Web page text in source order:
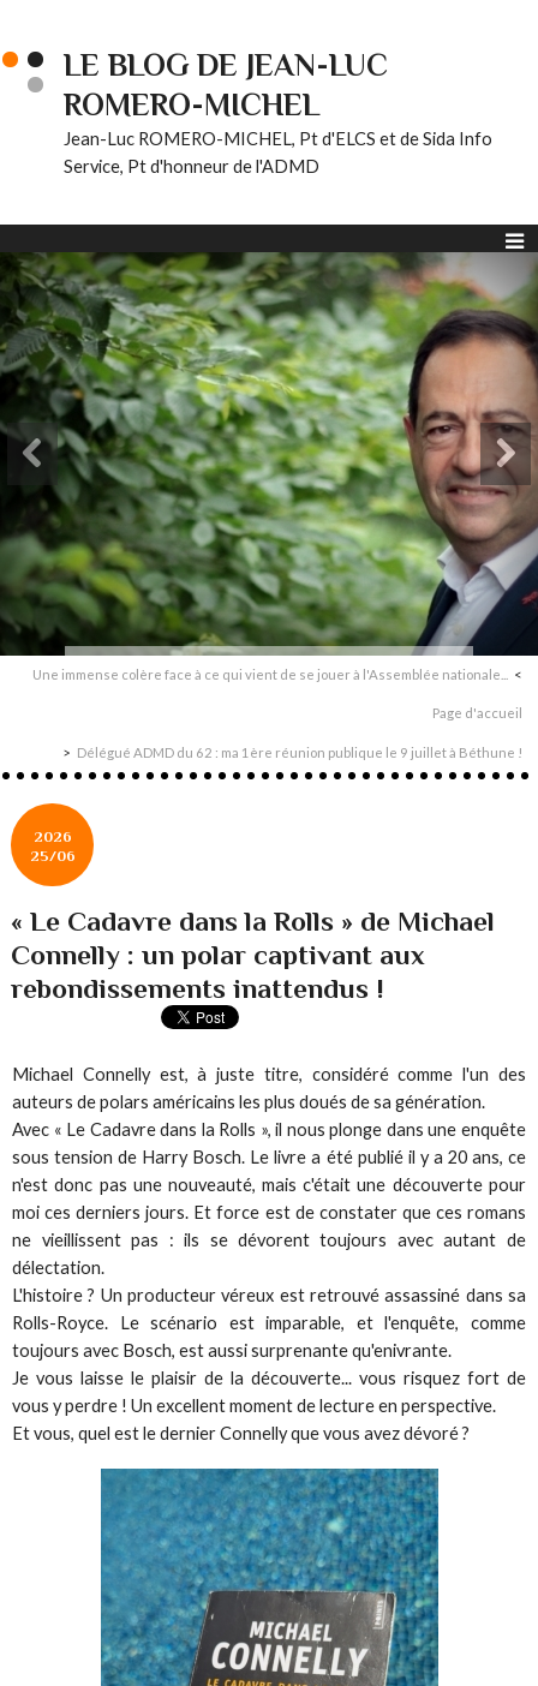
LE BLOG DE JEAN-LUC
ROMERO-MICHEL
Jean-Luc ROMERO-MICHEL, Pt d'ELCS et de Sida Info
Service, Pt d'honneur de l'ADMD
Une immense colère face à ce qui vient de se jouer à l'Assemblée nationale...
Page d'accueil
Délégué ADMD du 62 : ma 1ère réunion publique le 9 juillet à Béthune !
2026
25/06
« Le Cadavre dans la Rolls » de Michael
Connelly : un polar captivant aux
rebondissements inattendus !
Michael Connelly est, à juste titre, considéré comme l'un des
auteurs de polars américains les plus doués de sa génération.
Avec « Le Cadavre dans la Rolls », il nous plonge dans une enquête
sous tension de Harry Bosch. Le livre a été publié il y a 20 ans, ce
n'est donc pas une nouveauté, mais c'était une découverte pour
moi ces derniers jours. Et force est de constater que ces romans
ne vieillissent pas : ils se dévorent toujours avec autant de
délectation.
L'histoire ? Un producteur véreux est retrouvé assassiné dans sa
Rolls-Royce. Le scénario est imparable, et l'enquête, comme
toujours avec Bosch, est aussi surprenante qu'enivrante.
Je vous laisse le plaisir de la découverte... vous risquez fort de
vous y perdre ! Un excellent moment de lecture en perspective.
Et vous, quel est le dernier Connelly que vous avez dévoré ?